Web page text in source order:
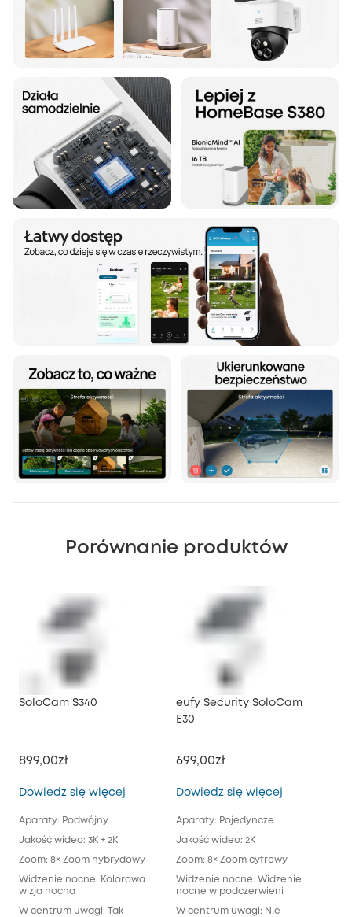
Porównanie produktów
SoloCam S340
899,00zł
Dowiedz się więcej SoloCam S340
Aparaty: Podwójny
Jakość wideo: 3K + 2K
Zoom: 8× Zoom hybrydowy
Widzenie nocne: Kolorowa
wizja nocna
W centrum uwagi: Tak
eufy Security SoloCam
E30
699,00zł
Dowiedz się więcej
Aparaty: Pojedyncze
Jakość wideo: 2K
Zoom: 8× Zoom cyfrowy
Widzenie nocne: Widzenie
nocne w podczerwieni
W centrum uwagi: Nie